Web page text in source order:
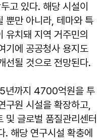
고 있다. 해당 시설이
뿐만 아니라, 테마와 특
유치돼 지역 거주민의
기에 공공청사 용지도
선될 것으로 전망된다.
년까지 4700억원을 투
구원 시설을 확장하고,
및 글로벌 품질관리센터
해당 연구시설 확충에